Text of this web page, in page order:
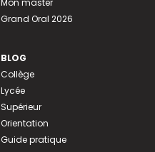
Mon master
Grand Oral 2026
BLOG
Collège
Lycée
Supérieur
Orientation
Guide pratique